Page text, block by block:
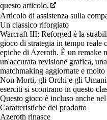
questo articolo.
Articolo di assistenza sulla
Un classico riforgiato
Warcraft III: Reforged è la
gioco di strategia in tempo reale
epiche di Azeroth. È un remake
un'accurata revisione grafica,
matchmaking aggiornate e
Non Morti, gli Orchi e gli Umani
eserciti si scontrano in questo
Questo gioco è incluso anche nel
Caratteristiche del prodotto
Azeroth rinasce